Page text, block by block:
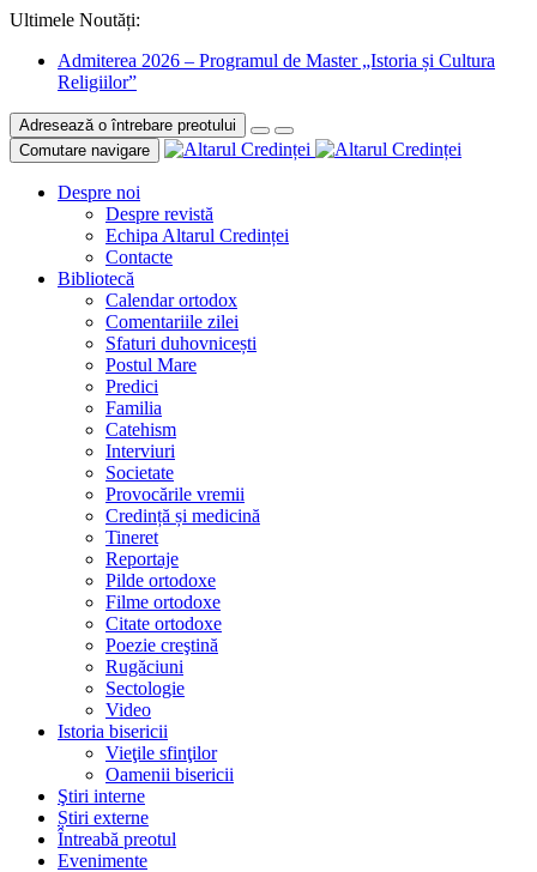
Ultimele Noutăți:
Admiterea 2026 – Programul de Master „Istoria și Cultura
Religiilor”
Adresează o întrebare preotului
Comutare navigare
Despre noi
Despre revistă
Echipa Altarul Credinței
Contacte
Bibliotecă
Calendar ortodox
Comentariile zilei
Sfaturi duhovnicești
Postul Mare
Predici
Familia
Catehism
Interviuri
Societate
Provocările vremii
Credință și medicină
Tineret
Reportaje
Pilde ortodoxe
Filme ortodoxe
Citate ortodoxe
Poezie creştină
Rugăciuni
Sectologie
Video
Istoria bisericii
Vieţile sfinţilor
Oamenii bisericii
Ştiri interne
Știri externe
Întreabă preotul
Evenimente